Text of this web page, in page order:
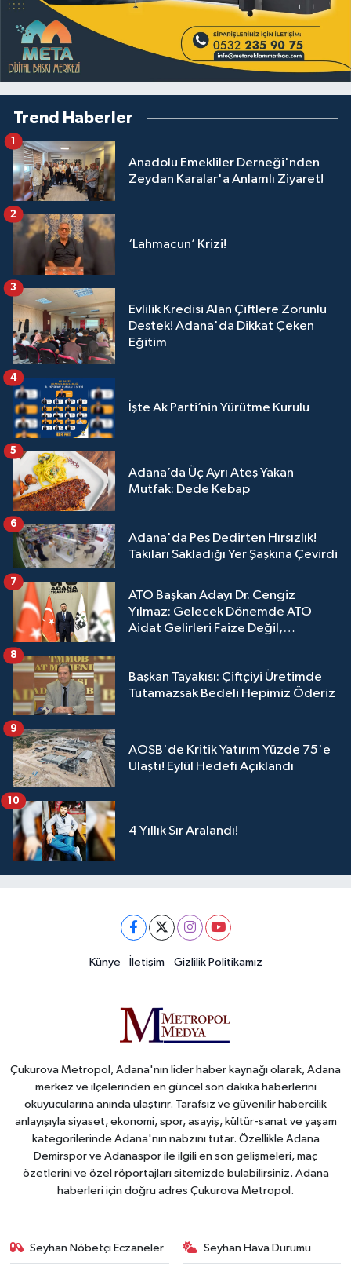
Trend Haberler
Anadolu Emekliler Derneği'nden
Zeydan Karalar'a Anlamlı Ziyaret!
1
‘Lahmacun’ Krizi!
2
Evlilik Kredisi Alan Çiftlere Zorunlu
Destek! Adana'da Dikkat Çeken
Eğitim
3
İşte Ak Parti’nin Yürütme Kurulu
4
Adana’da Üç Ayrı Ateş Yakan
Mutfak: Dede Kebap
5
Adana'da Pes Dedirten Hırsızlık!
Takıları Sakladığı Yer Şaşkına Çevirdi
6
ATO Başkan Adayı Dr. Cengiz
Yılmaz: Gelecek Dönemde ATO
Aidat Gelirleri Faize Değil,
7
Başkan Tayakısı: Çiftçiyi Üretimde
Tutamazsak Bedeli Hepimiz Öderiz
8
AOSB'de Kritik Yatırım Yüzde 75'e
Ulaştı! Eylül Hedefi Açıklandı
9
4 Yıllık Sır Aralandı!
10
Künye İletişim Gizlilik Politikamız
Çukurova Metropol, Adana'nın lider haber kaynağı olarak, Adana
merkez ve ilçelerinden en güncel son dakika haberlerini
okuyucularına anında ulaştırır. Tarafsız ve güvenilir habercilik
anlayışıyla siyaset, ekonomi, spor, asayiş, kültür-sanat ve yaşam
kategorilerinde Adana'nın nabzını tutar. Özellikle Adana
Demirspor ve Adanaspor ile ilgili en son gelişmeleri, maç
özetlerini ve özel röportajları sitemizde bulabilirsiniz. Adana
haberleri için doğru adres Çukurova Metropol.
Seyhan Nöbetçi Eczaneler Seyhan Hava Durumu